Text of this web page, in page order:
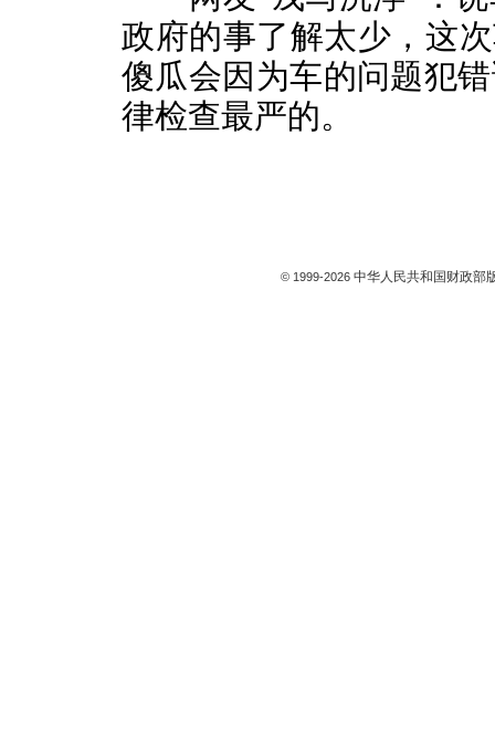
政府的事了解太少，这
傻瓜会因为车的问题犯
律检查最严的。
© 1999-2026 中华人民共和国财政部